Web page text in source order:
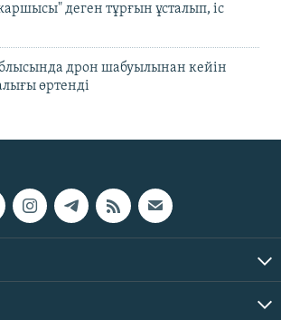
деген тұрғын ұсталып, іс
дрон шабуылынан кейін
өртенді